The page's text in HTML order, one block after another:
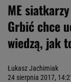
ME
Grbić chce
wiedzą, jak
Łukasz Jachimiak
24 sierpnia 2017,